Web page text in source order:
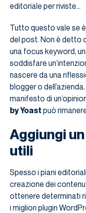
editoriale per riviste…
Tutto questo vale se
del post. Non è detto
una focus keyword,
soddisfare
nascere da una
blogger o
manifesto di
by Yoast può
Aggiungi
utili
Spesso i piani
creazione dei
ottenere determinati
i migliori plugin